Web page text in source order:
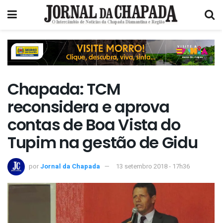
Chapada: TCM
reconsidera e aprova
contas de Boa Vista do
Tupim na gestão de Gidu
por Jornal da Chapada 13 setembro 2018 - 17h36